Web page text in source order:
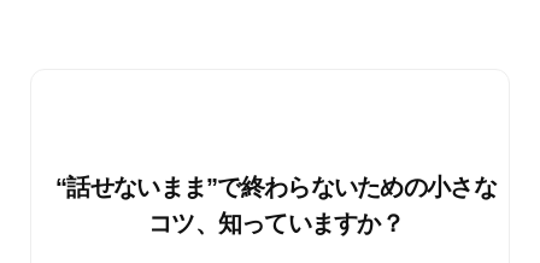
“話せないまま”で終わらないための小さな
コツ、知っていますか？